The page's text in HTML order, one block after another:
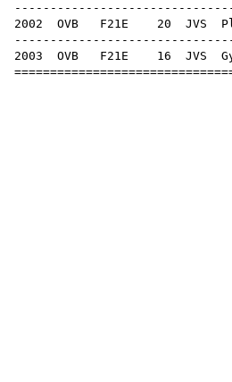
2002 OVB F21E 20 JVS
2003 OVB F21E 16 JVS